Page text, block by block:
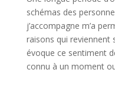
schémas des
j’accompagne m’a
raisons qui reviennent
évoque ce sentiment
connu à un moment